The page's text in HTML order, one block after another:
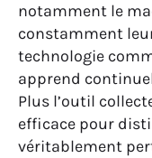
notamment le
constamment
technologie
apprend
Plus l’outil
efficace pour
véritablement